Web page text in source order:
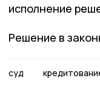
исполнение
Решение в
суд